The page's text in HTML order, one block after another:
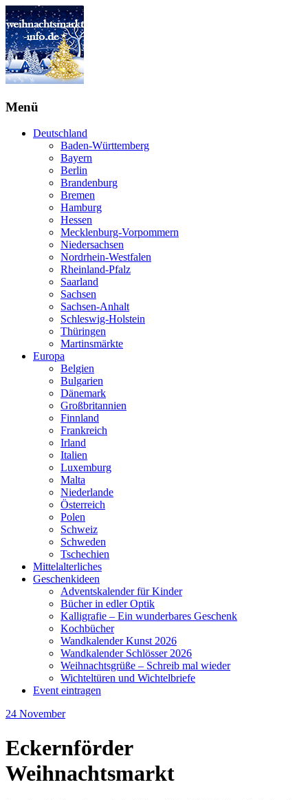
Menü
Deutschland
Baden-Württemberg
Bayern
Berlin
Brandenburg
Bremen
Hamburg
Hessen
Mecklenburg-Vorpommern
Niedersachsen
Nordrhein-Westfalen
Rheinland-Pfalz
Saarland
Sachsen
Sachsen-Anhalt
Schleswig-Holstein
Thüringen
Martinsmärkte
Europa
Belgien
Bulgarien
Dänemark
Großbritannien
Finnland
Frankreich
Irland
Italien
Luxemburg
Malta
Niederlande
Österreich
Polen
Schweiz
Schweden
Tschechien
Mittelalterliches
Geschenkideen
Adventskalender für Kinder
Bücher in edler Optik
Kalligrafie – Ein wunderbares Geschenk
Kochbücher
Wandkalender Kunst 2026
Wandkalender Schlösser 2026
Weihnachtsgrüße – Schreib mal wieder
Wichteltüren und Wichtelbriefe
Event eintragen
24 November
Eckernförder
Weihnachtsmarkt